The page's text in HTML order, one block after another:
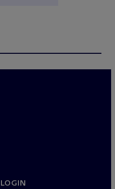
LOGIN